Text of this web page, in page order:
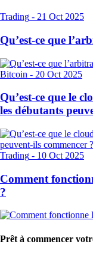
Trading - 21 Oct 2025
Qu’est-ce que
Bitcoin - 20 Oct 2025
Qu’est-ce que le
les débutants
Trading - 10 Oct 2025
Comment
?
Prêt à commencer